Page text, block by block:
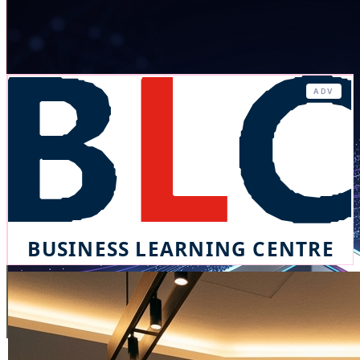
ADV
BUSINESS LEARNING CENTRE
CONSIGLI DI CARRIERA